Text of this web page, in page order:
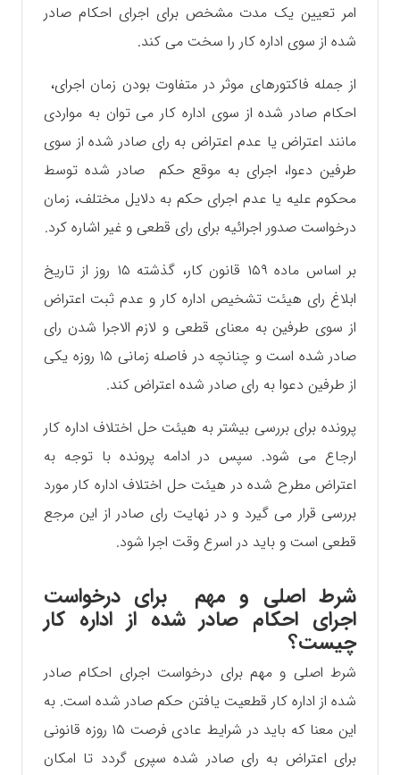
امر تعیین یک مدت مشخص برای اجرای احکام صادر
شده از سوی اداره کار را سخت می کند.
از جمله فاکتورهای موثر در متفاوت بودن زمان اجرای،
احکام صادر شده از سوی اداره کار می توان به مواردی
مانند اعتراض یا عدم اعتراض به رای صادر شده از سوی
طرفین دعوا، اجرای به موقع حکم صادر شده توسط
محکوم علیه یا عدم اجرای حکم به دلایل مختلف، زمان
درخواست صدور اجرائیه برای رای قطعی و غیر اشاره کرد.
بر اساس ماده ۱۵۹ قانون کار، گذشته ۱۵ روز از تاریخ
ابلاغ رای هیئت تشخیص اداره کار و عدم ثبت اعتراض
از سوی طرفین به معنای قطعی و لازم الاجرا شدن رای
صادر شده است و چنانچه در فاصله زمانی ۱۵ روزه یکی
از طرفین دعوا به رای صادر شده اعتراض کند.
پرونده برای بررسی بیشتر به هیئت حل اختلاف اداره کار
ارجاع می شود. سپس در ادامه پرونده با توجه به
اعتراض مطرح شده در هیئت حل اختلاف اداره کار مورد
بررسی قرار می گیرد و در نهایت رای صادر از این مرجع
قطعی است و باید در اسرع وقت اجرا شود.
شرط اصلی و مهم برای درخواست
اجرای احکام صادر شده از اداره کار
چیست؟
شرط اصلی و مهم برای درخواست اجرای احکام صادر
شده از اداره کار قطعیت یافتن حکم صادر شده است. به
این معنا که باید در شرایط عادی فرصت ۱۵ روزه قانونی
برای اعتراض به رای صادر شده سپری گردد تا امکان